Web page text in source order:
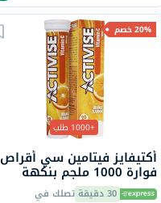
20% خصم
+1000 طلب
أكتيفايز فيتامين سي أقراص
فوارة 1000 ملجم بنكهة
البرتقال حزمة من 20
30 دقيقة تصلك في